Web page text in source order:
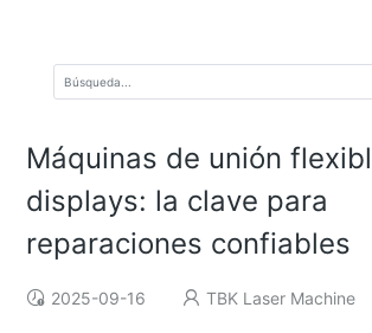
Máquinas de unión
displays: la clave para
reparaciones confiables
2025-09-16 TBK Laser Machine